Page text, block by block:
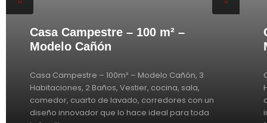
Casa Campestre – 100 m² –
Modelo Cañón
Casa Campestre – 100m² – Modelo Cañón, 3
Habitaciones, 2 Baños, Vestier, cocina, sala,
comedor, cuarto de lavado, corredores con un
diseño innovador que lo hace ideal para toda